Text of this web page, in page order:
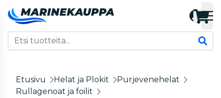
Etusivu Helat ja Plokit
Purjevenehelat
Rullagenoat ja foilit